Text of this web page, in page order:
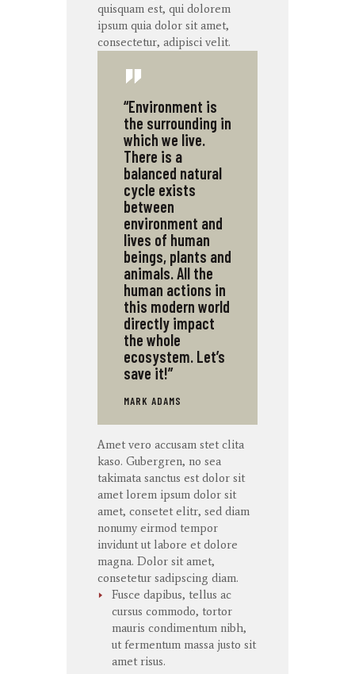
quisquam est, qui dolorem
ipsum quia dolor sit amet,
consectetur, adipisci velit.
“Environment is
the surrounding in
which we live.
There is a
balanced natural
cycle exists
between
environment and
lives of human
beings, plants and
animals. All the
human actions in
this modern world
directly impact
the whole
ecosystem. Let’s
save it!”
MARK ADAMS
Amet vero accusam stet clita
kaso. Gubergren, no sea
takimata sanctus est dolor sit
amet lorem ipsum dolor sit
amet, consetet elitr, sed diam
nonumy eirmod tempor
invidunt ut labore et dolore
magna. Dolor sit amet,
consetetur sadipscing diam.
Fusce dapibus, tellus ac
cursus commodo, tortor
mauris condimentum nibh,
ut fermentum massa justo sit
amet risus.